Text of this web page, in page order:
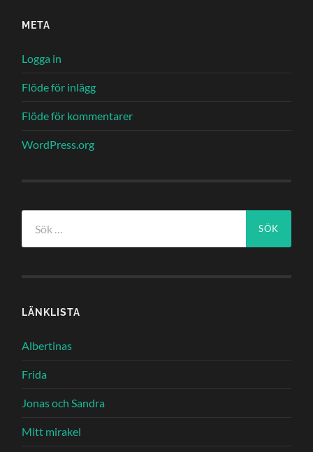
META
Logga in
Flöde för inlägg
Flöde för kommentarer
WordPress.org
efter:
LÄNKLISTA
Albertinas
Frida
Jonas och Sandra
Mitt mirakel